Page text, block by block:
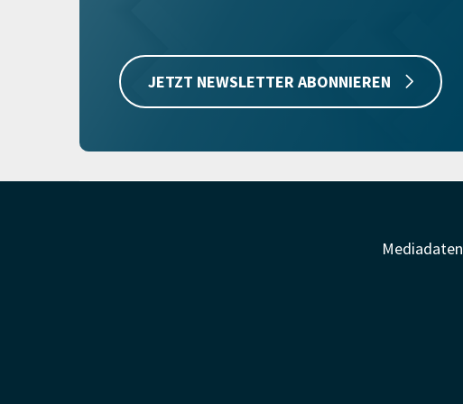
JETZT NEWSLETTER ABONNIEREN
Mediadaten